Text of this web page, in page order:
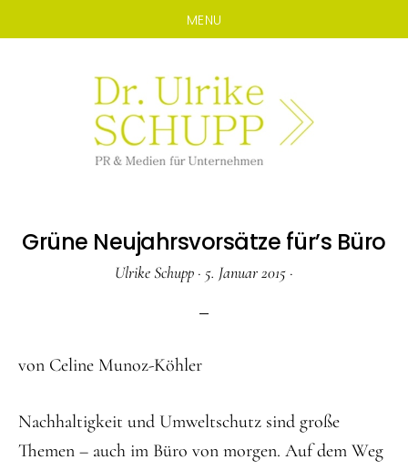
MENU
Seitenspalte
Grüne Neujahrsvorsätze für’s Büro
Ulrike Schupp · 5. Januar 2015 ·
von Celine Munoz-Köhler
Nachhaltigkeit und Umweltschutz sind große
Themen – auch im Büro von morgen. Auf dem Weg